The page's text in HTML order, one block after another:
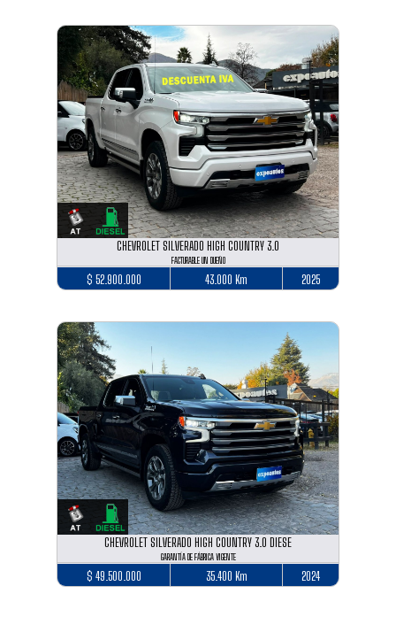
CHEVROLET SILVERADO HIGH COUNTRY 3.0
FACTURABLE UN DUEÑO
$ 52.900.000 43.000 Km 2025
CHEVROLET SILVERADO HIGH COUNTRY 3.0 DIESE
GARANTÍA DE FÁBRICA VIGENTE
$ 49.500.000 35.400 Km 2024